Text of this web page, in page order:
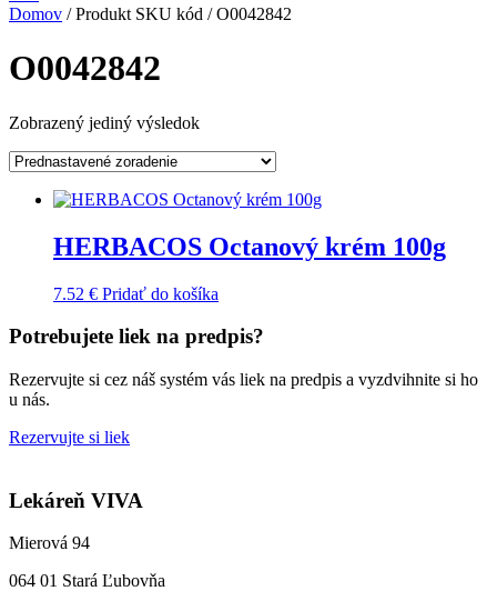
Domov / Produkt SKU kód / O0042842
O0042842
Zobrazený jediný výsledok
HERBACOS Octanový krém 100g
7.52 € Pridať do košíka
Potrebujete liek na predpis?
Rezervujte si cez náš systém vás liek na predpis a vyzdvihnite si ho
u nás.
Rezervujte si liek
Lekáreň VIVA
Mierová 94
064 01 Stará Ľubovňa